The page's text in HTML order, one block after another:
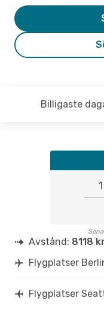
Billigaste
Avstånd: 8118
Flygplatser
Flygplatser